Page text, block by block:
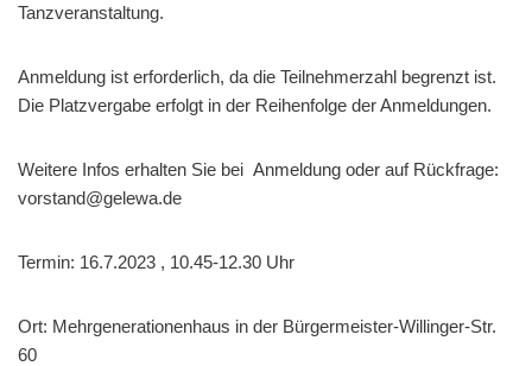
Tanzveranstaltung.
Anmeldung ist erforderlich, da die Teilnehmerzahl begrenzt ist.
Die Platzvergabe erfolgt in der Reihenfolge der Anmeldungen.
Weitere Infos erhalten Sie bei Anmeldung oder auf Rückfrage:
vorstand@gelewa.de
Termin: 16.7.2023 , 10.45-12.30 Uhr
Ort: Mehrgenerationenhaus in der Bürgermeister-Willinger-Str.
60